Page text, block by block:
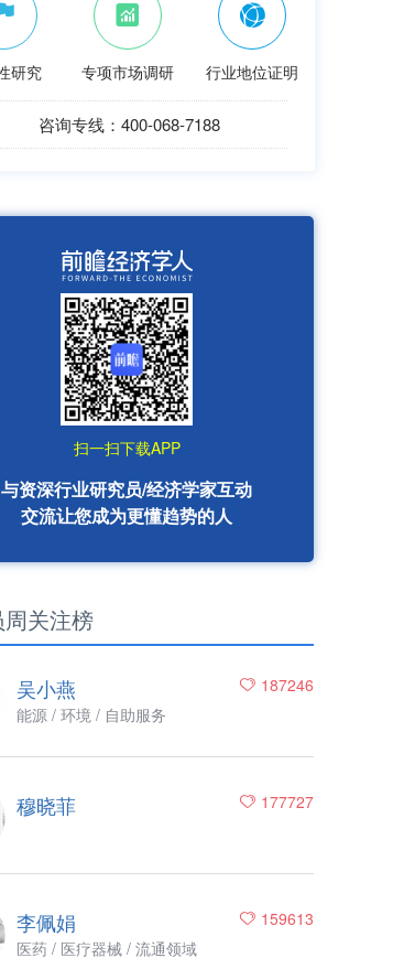
研究 专项市场调研 行业地位证明
咨询专线：400-068-7188
扫一扫下载APP
与资深行业研究员/经济学家互动
交流让您成为更懂趋势的人
关注榜
187246
吴小燕
能源 / 环境 / 自助服务
177727
穆晓菲
159613
李佩娟
医药 / 医疗器械 / 流通领域